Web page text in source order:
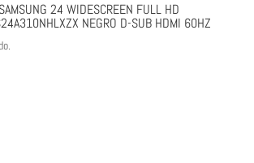
24 WIDESCREEN FULL HD
NEGRO D-SUB HDMI 60HZ